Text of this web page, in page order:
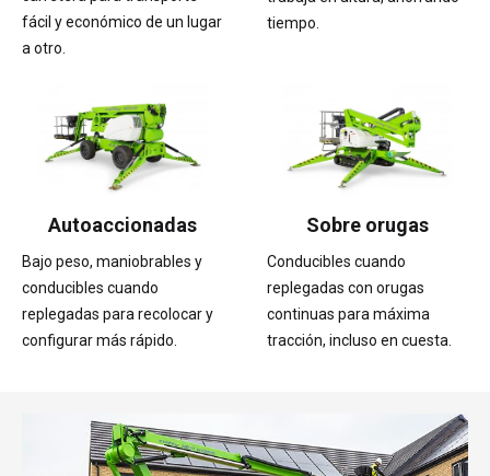
fácil y económico de un lugar
a otro.
tiempo.
Autoaccionadas
Bajo peso, maniobrables y
conducibles cuando
replegadas para recolocar y
configurar más rápido.
Sobre orugas
Conducibles cuando
replegadas con orugas
continuas para máxima
tracción, incluso en cuesta.